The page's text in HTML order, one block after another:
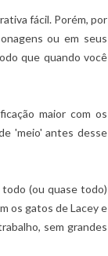
fácil. Porém, por
ou em seus
que quando você
maior com os
'meio' antes desse
(ou quase todo)
os gatos de Lacey e
sem grandes